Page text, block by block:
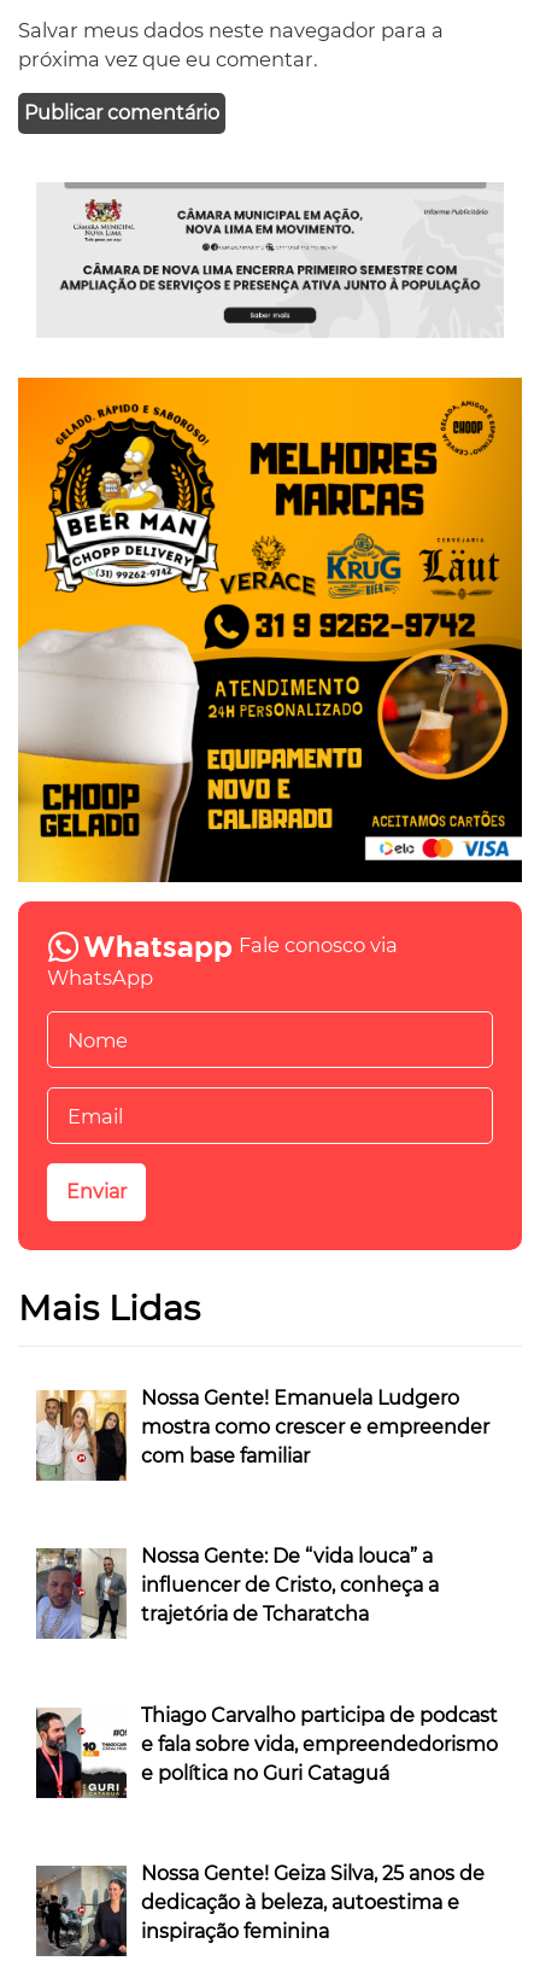
Salvar meus dados neste navegador para a
próxima vez que eu comentar.
Fale conosco via
WhatsApp
Mais Lidas
Nossa Gente! Emanuela Ludgero
mostra como crescer e empreender
com base familiar
Nossa Gente: De “vida louca” a
influencer de Cristo, conheça a
trajetória de Tcharatcha
Thiago Carvalho participa de podcast
e fala sobre vida, empreendedorismo
e política no Guri Cataguá
Nossa Gente! Geiza Silva, 25 anos de
dedicação à beleza, autoestima e
inspiração feminina